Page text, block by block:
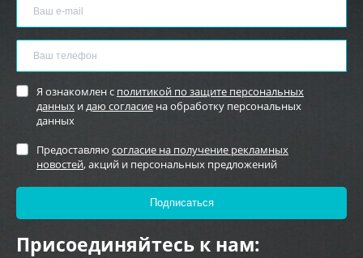
Я ознакомлен с политикой по защите персональных
данных идаю согласие на обработку персональных
данных
Предоставляю согласие на получение рекламных
новостей, акций и персональных предложений
Присоединяйтесь к нам: